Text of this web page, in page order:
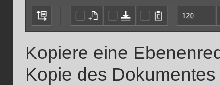
Kopiere eine
Kopie des